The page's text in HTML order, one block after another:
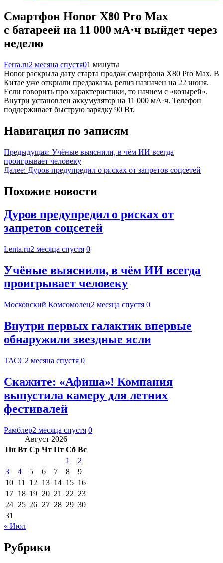
Смартфон Honor X80 Pro Max
с батареей на 11 000 мА·ч выйдет через
неделю
Ferra.ru2 месяца спустя01 минуты
Honor раскрыла дату старта продаж смартфона X80 Pro Max. В
Китае уже открыли предзаказы, релиз назначен на 22 июня.
Если говорить про характеристики, то начнем с «козырей».
Внутри установлен аккумулятор на 11 000 мА·ч. Телефон
поддерживает быструю зарядку 90 Вт.
Навигация по записям
Предыдущая: Учёные выяснили, в чём ИИ всегда
проигрывает человеку
Далее: Дуров предупредил о рисках от запретов соцсетей
Похожие новости
Дуров предупредил о рисках от
запретов соцсетей
Lenta.ru2 месяца спустя 0
Учёные выяснили, в чём ИИ всегда
проигрывает человеку
Московский Комсомолец2 месяца спустя 0
Внутри первых галактик впервые
обнаружили звездные ясли
ТАСС2 месяца спустя 0
Скажите: «Афиша»! Компания
выпустила камеру для летних
фестивалей
Рамблер2 месяца спустя 0
Август 2026
Пн Вт Ср Чт Пт Сб Вс
1
2
3
4 5 6 7 8
9
10 11 12 13 14 15 16
17 18 19 20 21 22 23
24 25 26 27 28 29 30
31
« Июл
Рубрики